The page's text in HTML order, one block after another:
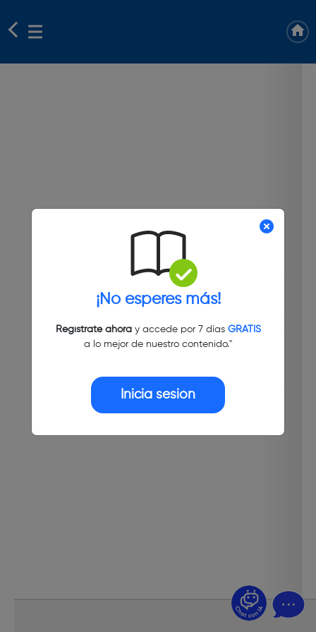
¡No esperes más!
Regístrate ahoray accede por 7 días GRATIS
a lo mejor de nuestro contenido."
Inicia sesión